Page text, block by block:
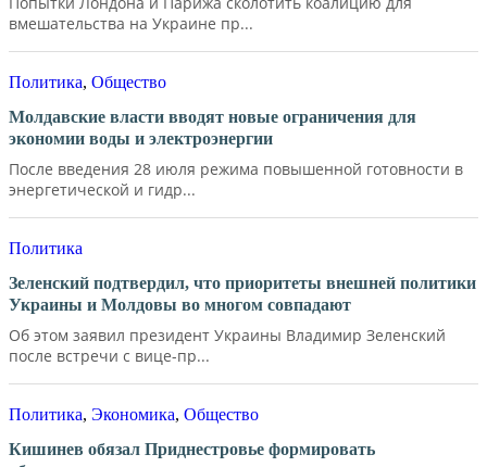
вмешательства на Украине пр...
Политика, Общество
Молдавские власти вводят новые ограничения для
экономии воды и электроэнергии
После введения 28 июля режима повышенной готовности в
энергетической и гидр...
Политика
Зеленский подтвердил, что приоритеты внешней политики
Украины и Молдовы во многом совпадают
Об этом заявил президент Украины Владимир Зеленский
после встречи с вице-пр...
Политика, Экономика, Общество
Кишинев обязал Приднестровье формировать